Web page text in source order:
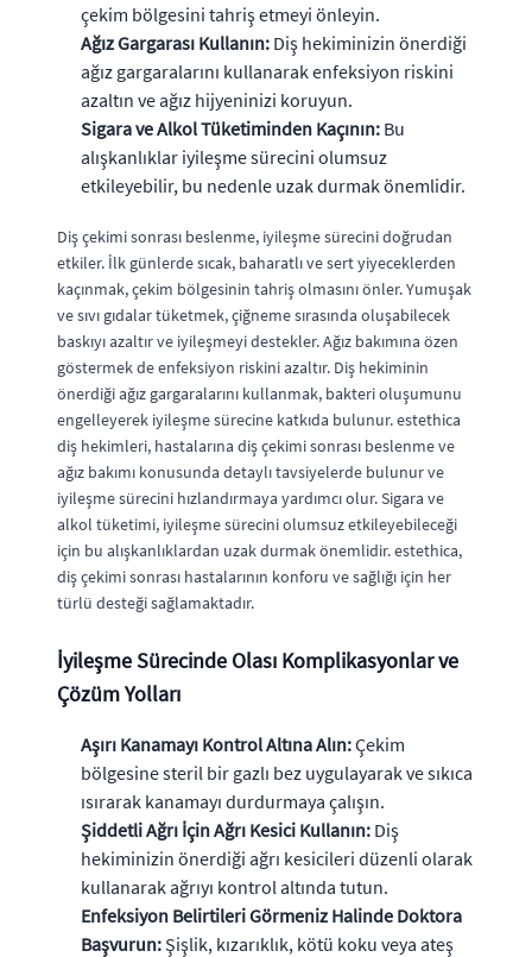
çekim bölgesini tahriş etmeyi önleyin.
Ağız Gargarası Kullanın: Diş hekiminizin önerdiği
ağız gargaralarını kullanarak enfeksiyon riskini
azaltın ve ağız hijyeninizi koruyun.
Sigara ve Alkol Tüketiminden Kaçının: Bu
alışkanlıklar iyileşme sürecini olumsuz
etkileyebilir, bu nedenle uzak durmak önemlidir.
Diş çekimi sonrası beslenme, iyileşme sürecini doğrudan
etkiler. İlk günlerde sıcak, baharatlı ve sert yiyeceklerden
kaçınmak, çekim bölgesinin tahriş olmasını önler. Yumuşak
ve sıvı gıdalar tüketmek, çiğneme sırasında oluşabilecek
baskıyı azaltır ve iyileşmeyi destekler. Ağız bakımına özen
göstermek de enfeksiyon riskini azaltır. Diş hekiminin
önerdiği ağız gargaralarını kullanmak, bakteri oluşumunu
engelleyerek iyileşme sürecine katkıda bulunur. estethica
diş hekimleri, hastalarına diş çekimi sonrası beslenme ve
ağız bakımı konusunda detaylı tavsiyelerde bulunur ve
iyileşme sürecini hızlandırmaya yardımcı olur. Sigara ve
alkol tüketimi, iyileşme sürecini olumsuz etkileyebileceği
için bu alışkanlıklardan uzak durmak önemlidir. estethica,
diş çekimi sonrası hastalarının konforu ve sağlığı için her
türlü desteği sağlamaktadır.
İyileşme Sürecinde Olası Komplikasyonlar ve
Çözüm Yolları
Aşırı Kanamayı Kontrol Altına Alın:Çekim
bölgesine steril bir gazlı bez uygulayarak ve sıkıca
ısırarak kanamayı durdurmaya çalışın.
Şiddetli Ağrı İçin Ağrı Kesici Kullanın: Diş
hekiminizin önerdiği ağrı kesicileri düzenli olarak
kullanarak ağrıyı kontrol altında tutun.
Enfeksiyon Belirtileri Görmeniz Halinde Doktora
Başvurun: Şişlik, kızarıklık, kötü koku veya ateş